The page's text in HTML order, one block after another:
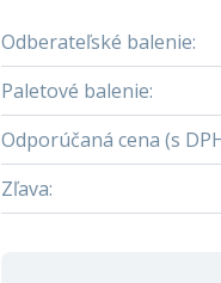
Odberateľské balenie:
Paletové balenie:
Odporúčaná cena (s
Zľava: